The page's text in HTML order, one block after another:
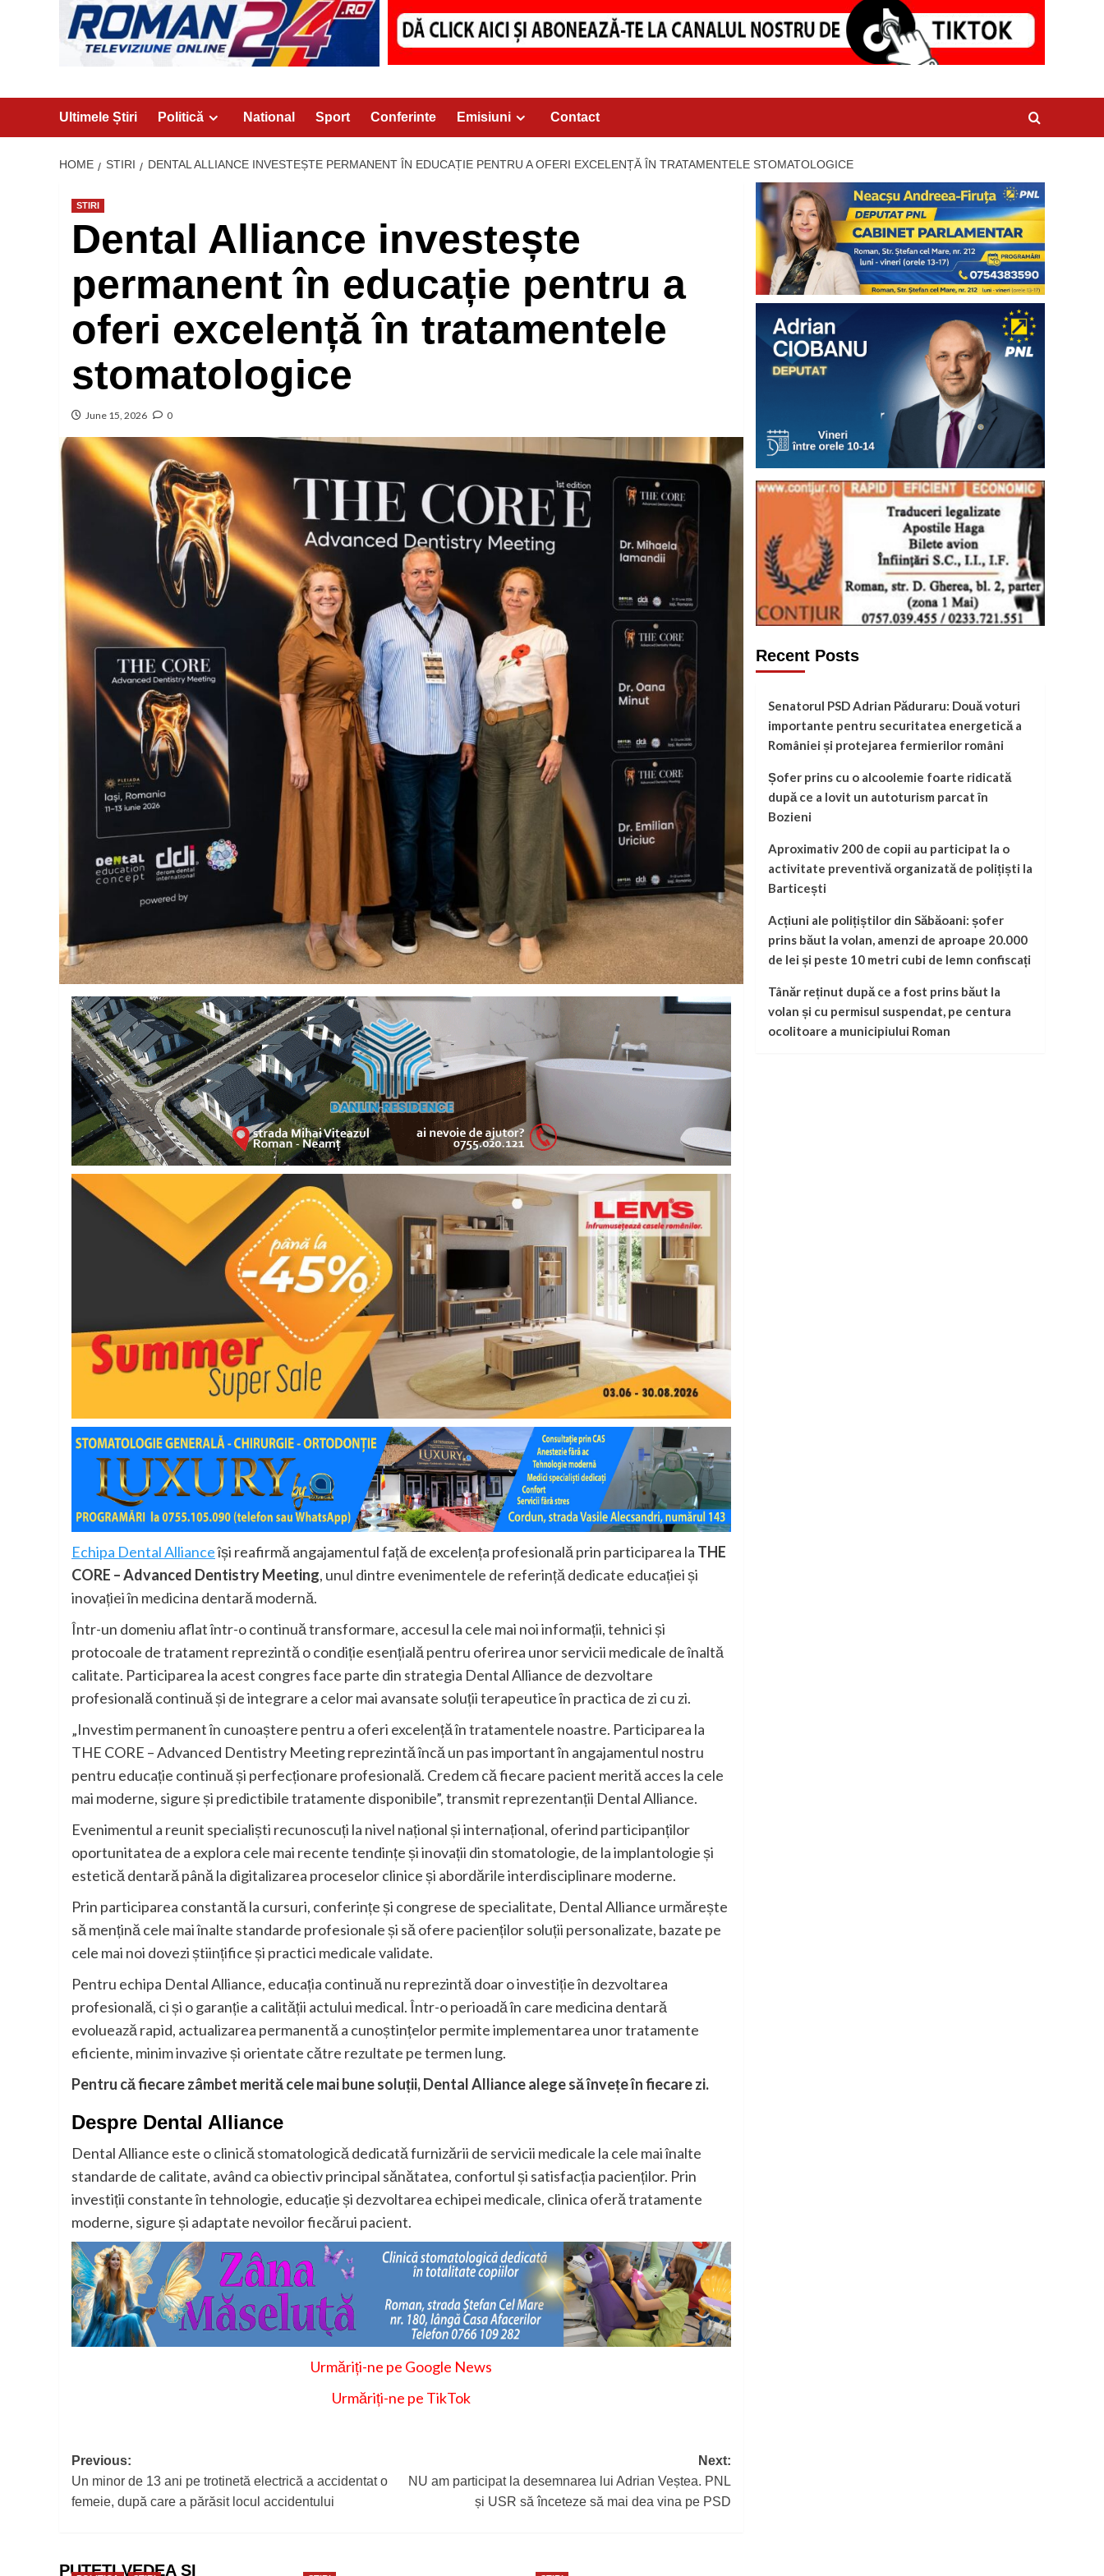
Ultimele Știri Politică National Sport Conferinte Emisiuni Contact
HOME STIRI DENTAL ALLIANCE INVESTEȘTE PERMANENT ÎN EDUCAȚIE PENTRU A OFERI EXCELENȚĂ ÎN TRATAMENTELE STOMATOLOGICE
STIRI
Dental Alliance investește
permanent în educație pentru a
oferi excelență în tratamentele
stomatologice
June 15, 2026 0
Echipa Dental Allianceîși reafirmă angajamentul față de excelența profesională prin participarea la THE
CORE – Advanced Dentistry Meeting, unul dintre evenimentele de referință dedicate educației și
inovației în medicina dentară modernă.
Într-un domeniu aflat într-o continuă transformare, accesul la cele mai noi informații, tehnici și
protocoale de tratament reprezintă o condiție esențială pentru oferirea unor servicii medicale de înaltă
calitate. Participarea la acest congres face parte din strategia Dental Alliance de dezvoltare
profesională continuă și de integrare a celor mai avansate soluții terapeutice în practica de zi cu zi.
„Investim permanent în cunoaștere pentru a oferi excelență în tratamentele noastre. Participarea la
THE CORE – Advanced Dentistry Meeting reprezintă încă un pas important în angajamentul nostru
pentru educație continuă și perfecționare profesională. Credem că fiecare pacient merită acces la cele
mai moderne, sigure și predictibile tratamente disponibile”, transmit reprezentanții Dental Alliance.
Evenimentul a reunit specialiști recunoscuți la nivel național și internațional, oferind participanților
oportunitatea de a explora cele mai recente tendințe și inovații din stomatologie, de la implantologie și
estetică dentară până la digitalizarea proceselor clinice și abordările interdisciplinare moderne.
Prin participarea constantă la cursuri, conferințe și congrese de specialitate, Dental Alliance urmărește
să mențină cele mai înalte standarde profesionale și să ofere pacienților soluții personalizate, bazate pe
cele mai noi dovezi științifice și practici medicale validate.
Pentru echipa Dental Alliance, educația continuă nu reprezintă doar o investiție în dezvoltarea
profesională, ci și o garanție a calității actului medical. Într-o perioadă în care medicina dentară
evoluează rapid, actualizarea permanentă a cunoștințelor permite implementarea unor tratamente
eficiente, minim invazive și orientate către rezultate pe termen lung.
Pentru că fiecare zâmbet merită cele mai bune soluții, Dental Alliance alege să învețe în fiecare zi.
Despre Dental Alliance
Dental Alliance este o clinică stomatologică dedicată furnizării de servicii medicale la cele mai înalte
standarde de calitate, având ca obiectiv principal sănătatea, confortul și satisfacția pacienților. Prin
investiții constante în tehnologie, educație și dezvoltarea echipei medicale, clinica oferă tratamente
moderne, sigure și adaptate nevoilor fiecărui pacient.
Urmăriți-ne pe Google News
Urmăriți-ne pe TikTok
Post
navigation
Previous:
Un minor de 13 ani pe trotinetă electrică a accidentat o
femeie, după care a părăsit locul accidentului
Next:
NU am participat la desemnarea lui Adrian Veștea. PNL
și USR să înceteze să mai dea vina pe PSD
PUTEȚI VEDEA ȘI
Recent Posts
Senatorul PSD Adrian Păduraru: Două voturi
importante pentru securitatea energetică a
României și protejarea fermierilor români
Șofer prins cu o alcoolemie foarte ridicată
după ce a lovit un autoturism parcat în
Bozieni
Aproximativ 200 de copii au participat la o
activitate preventivă organizată de polițiști la
Barticești
Acțiuni ale polițiștilor din Săbăoani: șofer
prins băut la volan, amenzi de aproape 20.000
de lei și peste 10 metri cubi de lemn confiscați
Tânăr reținut după ce a fost prins băut la
volan și cu permisul suspendat, pe centura
ocolitoare a municipiului Roman